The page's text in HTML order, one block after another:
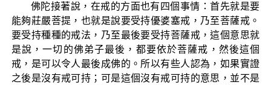
佛陀接著說，在戒的方面也有四個事情：首先就是要
能夠莊嚴菩提，也就是說要受持優婆塞戒，乃至菩薩戒。
要受持種種的戒法，乃至最後要受持菩薩戒，這個意思就
是說，一切的佛弟子最後，都要依於菩薩戒，然後這個
戒，是可以令人最後成佛的。所以有些人認為，如果實證
之後是沒有戒可持；可是這個沒有戒可持的意思，並不是